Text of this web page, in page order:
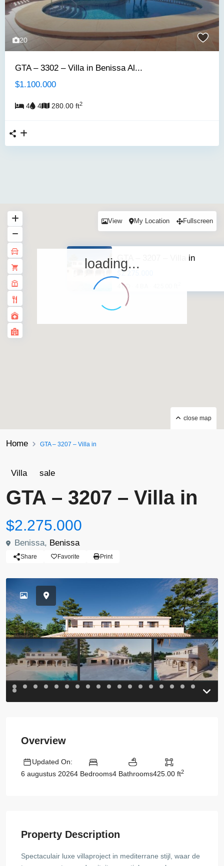
20
GTA – 3302 – Villa in Benissa Al...
$1.100.000
4 4 280.00 ft2
GTA – 3207 – Villa in
$2.275.000
4 BD
loading...
close map
View My Location Fullscreen
Home GTA – 3207 – Villa in
Villa sale
GTA – 3207 – Villa in
$2.275.000
Benissa, Benissa
Share Favorite Print
Previous
Overview
Updated On:
6 augustus 20264 Bedrooms4 Bathrooms425.00 ft2
Property Description
Spectaculair luxe villaproject in mediterrane stijl, waar de